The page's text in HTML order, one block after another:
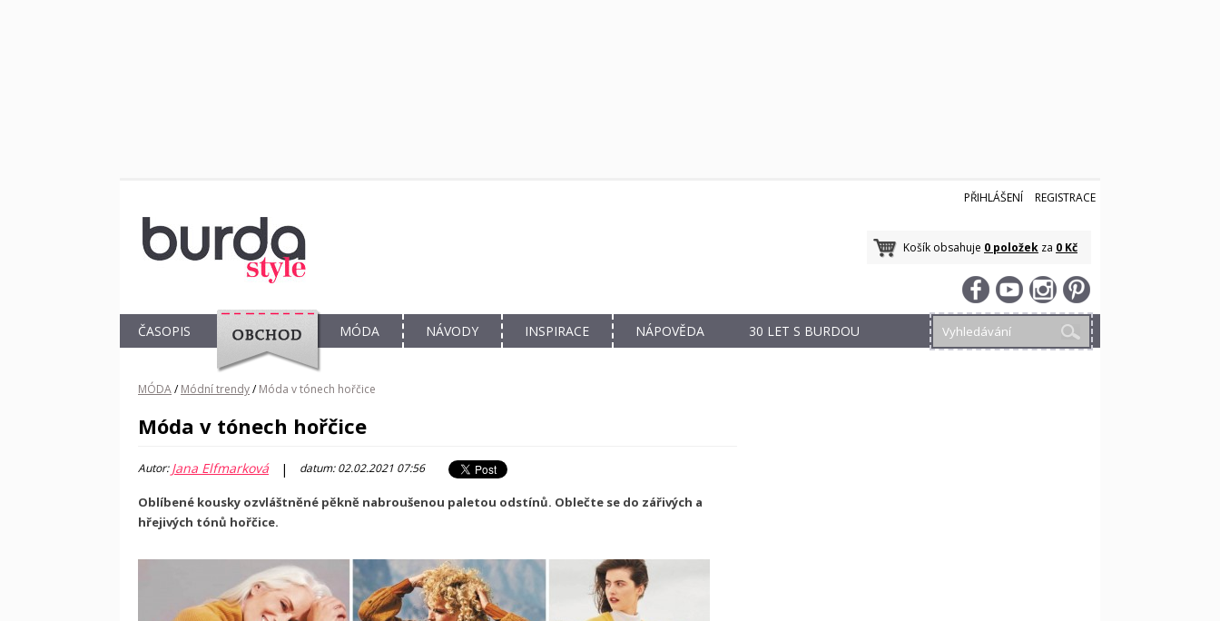
PŘIHLÁŠENÍ REGISTRACE
Košík obsahuje 0 položek za 0 Kč
ČASOPIS
OBCHOD
MÓDA NÁVODY INSPIRACE NÁPOVĚDA 30 LET S BURDOU
MÓDA/ Módní trendy/ Móda v tónech hořčice
Móda v tónech hořčice
Autor:Jana Elfmarková | datum: 02.02.2021 07:56
Oblíbené kousky ozvláštněné pěkně nabroušenou paletou odstínů. Oblečte se do zářivých a
hřejivých tónů hořčice.